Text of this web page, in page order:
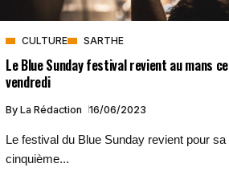
CULTURE SARTHE
Le Blue Sunday festival revient au mans ce
vendredi
By La Rédaction 16/06/2023
Le festival du Blue Sunday revient pour sa
cinquième...